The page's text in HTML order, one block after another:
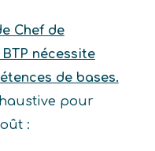
Chef de
nécessite
de bases.
pour
: